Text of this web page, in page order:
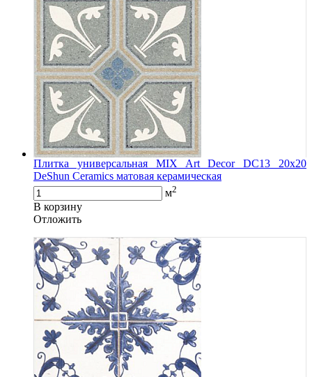
Плитка универсальная MIX Art Decor DC13 20x20
DeShun Ceramics матовая керамическая
м2
В корзину
Oтложить